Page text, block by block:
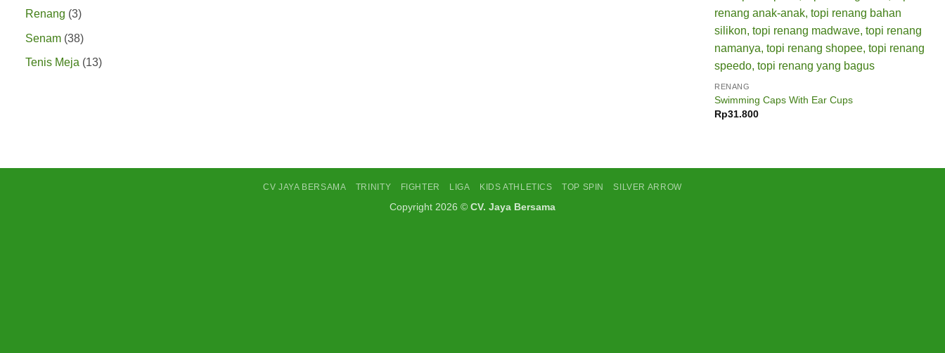
Renang 33
Senam 3838
Produk
Tenis Meja 1313
RENANG
Swimming Caps With Ear Cups
Rp31.800
CV JAYA BERSAMA TRINITY FIGHTER LIGA KIDS ATHLETICS TOP SPIN SILVER ARROW
Copyright 2026 © CV. Jaya Bersama